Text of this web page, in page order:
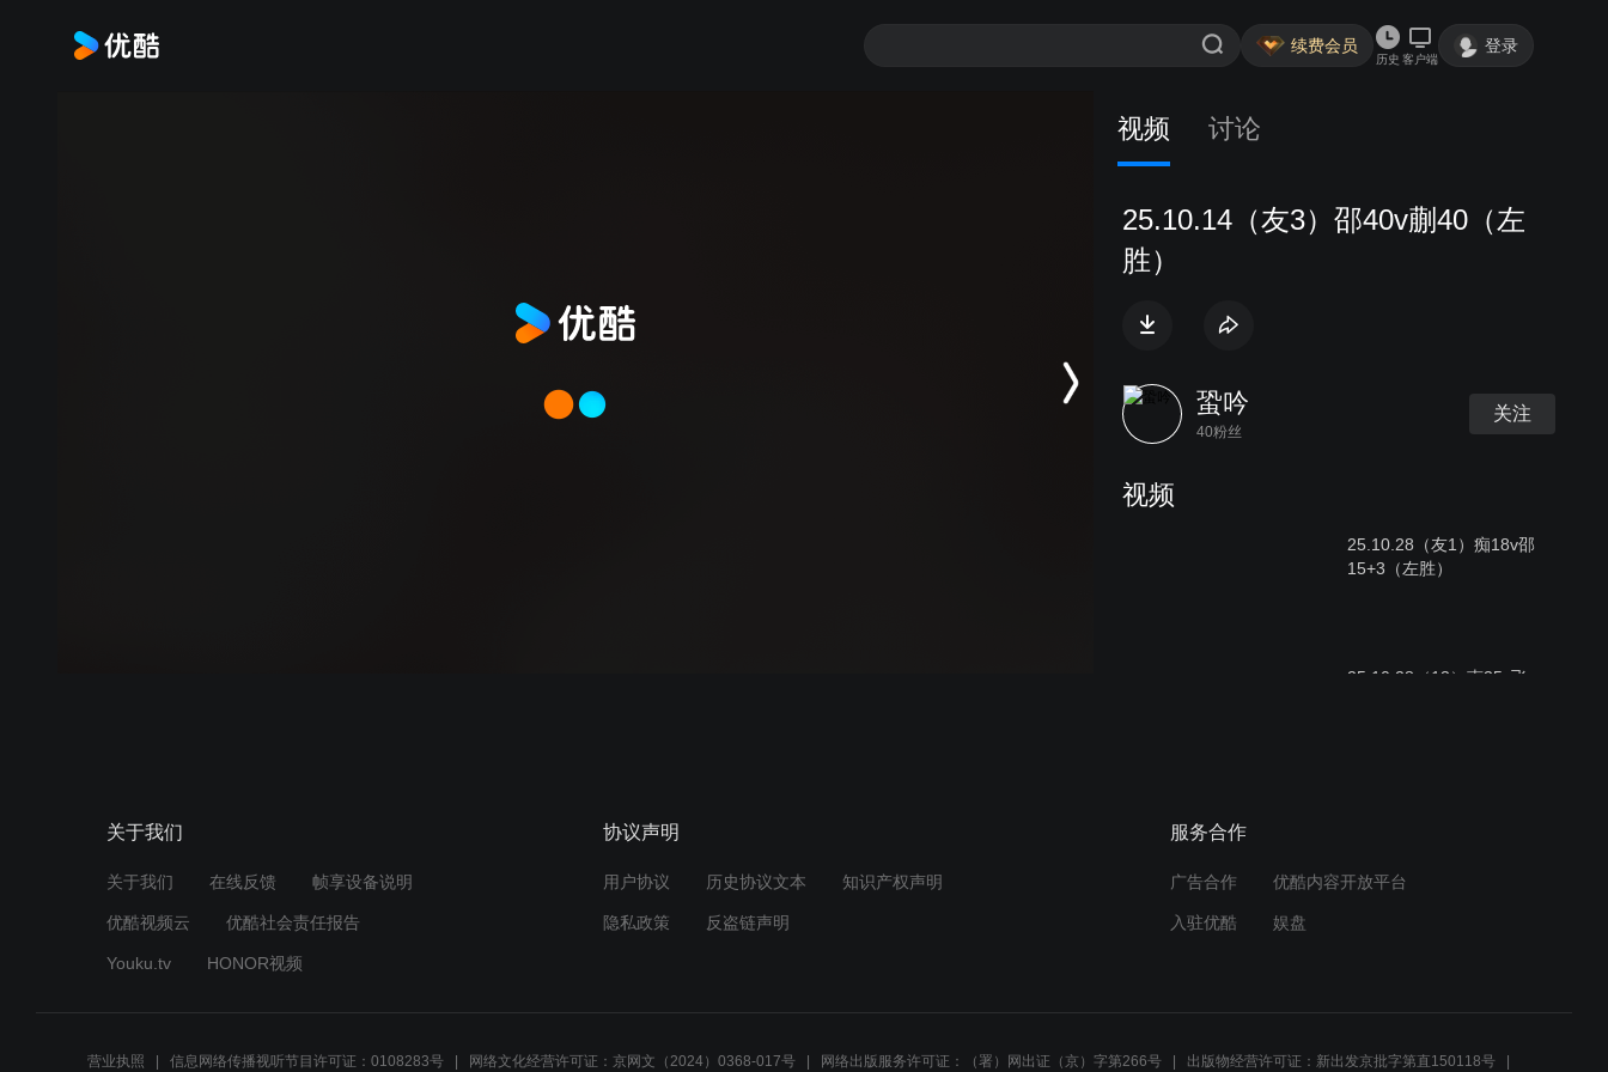
续费会员
历史 客户端
登录
视频 讨论
25.10.14（友3）邵40v蒯40（左
胜）
蛩吟
40粉丝
关注
视频
25.10.28（友1）痴18v邵
15+3（左胜）
25.10.28（13）南35v飞
关于我们
关于我们 在线反馈 帧享设备说明
优酷视频云 优酷社会责任报告
Youku.tv HONOR视频
协议声明
用户协议 历史协议文本 知识产权声明
隐私政策 反盗链声明
服务合作
广告合作 优酷内容开放平台
入驻优酷 娱盘
营业执照 信息网络传播视听节目许可证：0108283号 网络文化经营许可证：京网文（2024）0368-017号 网络出版服务许可证：（署）网出证（京）字第266号 出版物经营许可证：新出发京批字第直150118号